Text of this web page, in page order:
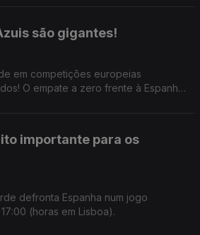
são gigantes!
em competições europeias
O empate a zero frente à Espanha,
importante para os
defronta Espanha num jogo
(horas em Lisboa).